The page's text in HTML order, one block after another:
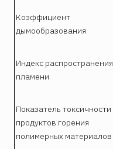
Коэффициент
дымообразования
Индекс распространения
пламени
Показатель токсичности
продуктов горения
полимерных материалов